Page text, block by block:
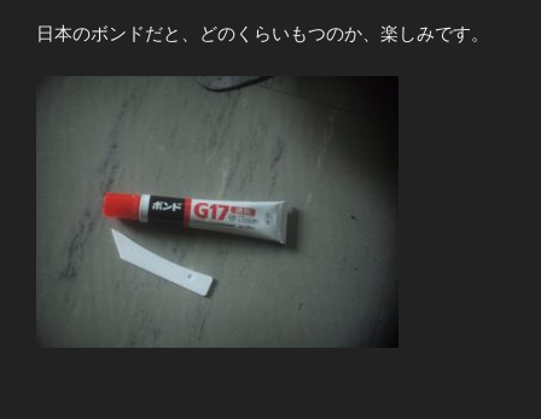
日本のボンドだと、どのくらいもつのか、楽しみです。